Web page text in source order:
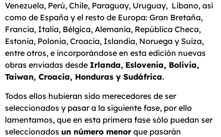
Venezuela, Perú, Chile, Paraguay, Uruguay, Líbano, así
como de España y el resto de Europa: Gran Bretaña,
Francia, Italia, Bélgica, Alemania, República Checa,
Estonia, Polonia, Croacia, Islandia, Noruega y Suiza,
entre otros, e incorporándose en esta edición nuevas
obras enviadas desde Irlanda, Eslovenia, Bolivia,
Taiwan, Croacia, Honduras y Sudáfrica.
Todos ellos hubieran sido merecedores de ser
seleccionados y pasar a la siguiente fase, por ello
lamentamos, que en esta primera fase sólo puedan ser
seleccionados un número menor que pasarán